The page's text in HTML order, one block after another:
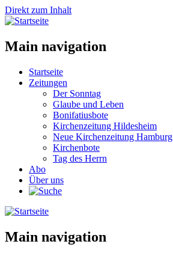
Direkt zum Inhalt
Main navigation
Startseite
Zeitungen
Der Sonntag
Glaube und Leben
Bonifatiusbote
Kirchenzeitung Hildesheim
Neue Kirchenzeitung Hamburg
Kirchenbote
Tag des Herrn
Abo
Über uns
Main navigation